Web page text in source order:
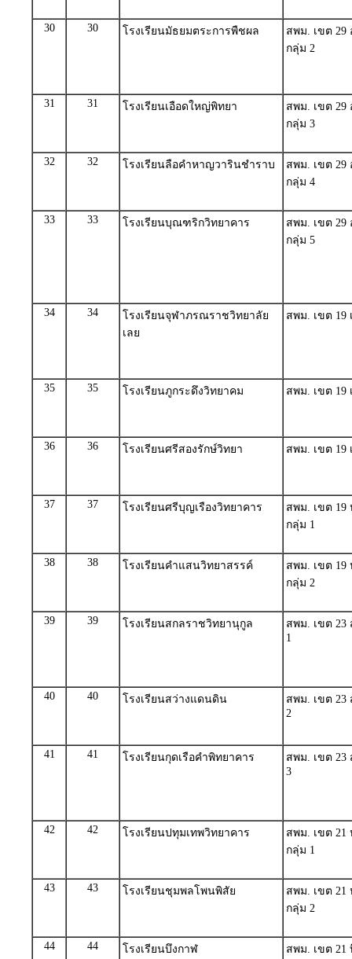
30 30 โรงเรียนมัธยมตระการพืชผล
สพม. เขต
กลุ่ม 2
31 31 โรงเรียนเอือดใหญ่พิทยา
สพม. เขต
กลุ่ม 3
32 32 โรงเรียนลือคำหาญวารินชำราบ
สพม. เขต
กลุ่ม 4
33 33 โรงเรียนบุณฑริกวิทยาคาร
สพม. เขต
กลุ่ม 5
34 34
โรงเรียนจุฬาภรณราชวิทยาลัย
เลย
สพม. เขต 19
35 35 โรงเรียนภูกระดึงวิทยาคม สพม. เขต 19
36 36 โรงเรียนศรีสองรักษ์วิทยา สพม. เขต 19
37 37 โรงเรียนศรีบุญเรืองวิทยาคาร
สพม. เขต 19
กลุ่ม 1
38 38 โรงเรียนคำแสนวิทยาสรรค์
สพม. เขต 19
กลุ่ม 2
39 39 โรงเรียนสกลราชวิทยานุกูล
สพม. เขต
1
40 40 โรงเรียนสว่างแดนดิน
สพม. เขต
2
41 41 โรงเรียนกุดเรือคำพิทยาคาร
สพม. เขต
3
42 42 โรงเรียนปทุมเทพวิทยาคาร
สพม. เขต 21
กลุ่ม 1
43 43 โรงเรียนชุมพลโพนพิสัย
สพม. เขต 21
กลุ่ม 2
44 44 โรงเรียนบึงกาฬ สพม. เขต 21